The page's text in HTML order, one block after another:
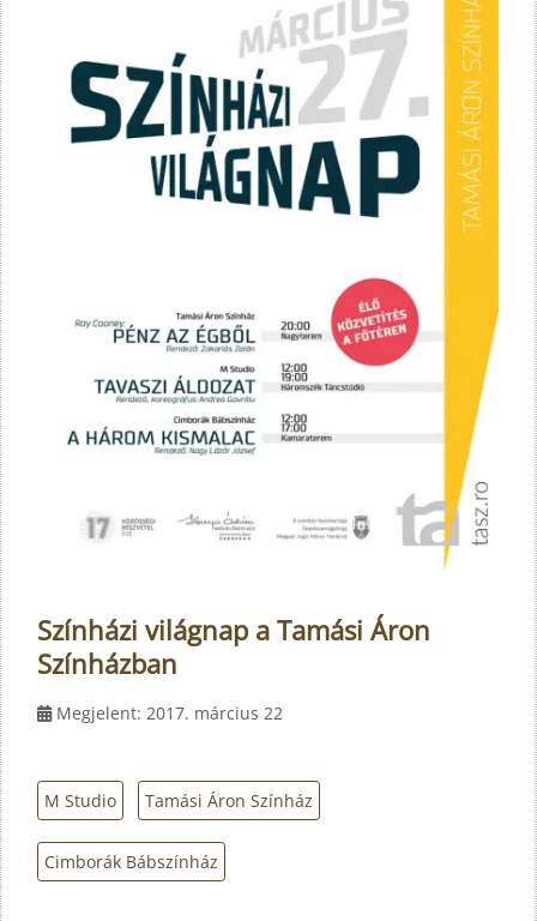
Színházi világnap a Tamási Áron
Színházban
Megjelent: 2017. március 22
M Studio Tamási Áron Színház
Cimborák Bábszínház